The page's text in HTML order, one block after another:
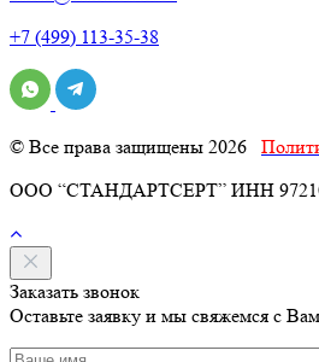
+7 (499) 113-35-38
© Все права защищены 2026
ООО “СТАНДАРТСЕРТ” ИНН
Заказать звонок
Оставьте заявку и мы свяжемся с